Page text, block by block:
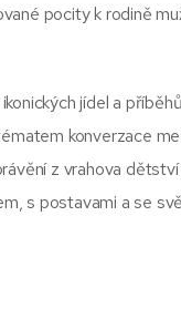
pocity k rodině
jídel a
konverzace
z vrahova
s postavami a se